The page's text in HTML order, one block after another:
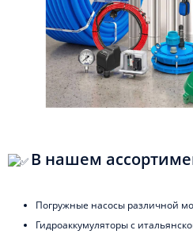
В нашем
Погружные насосы различной
Гидроаккумуляторы с